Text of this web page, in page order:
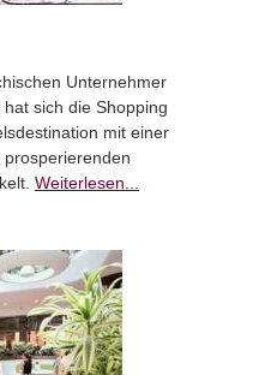
Unternehmer
sich die Shopping
mit einer
Weiterlesen...